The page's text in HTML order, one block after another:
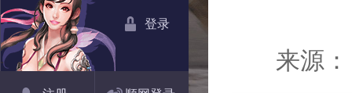
登录
来源